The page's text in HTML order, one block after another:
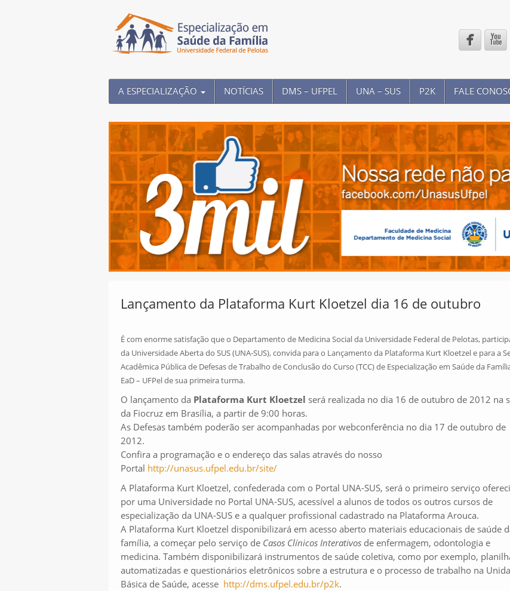

A ESPECIALIZAÇÃO NOTÍCIAS DMS – UFPEL UNA – SUS P2K FALE
Lançamento da Plataforma Kurt Kloetzel dia 16 de outubro
É com enorme satisfação que o Departamento de Medicina Social da Universidade Federal de Pelotas,
da Universidade Aberta do SUS (UNA-SUS), convida para o Lançamento da Plataforma Kurt Kloetzel e para a
Acadêmica Pública de Defesas de Trabalho de Conclusão do Curso (TCC) de Especialização em Saúde da
EaD – UFPel de sua primeira turma.
O lançamento da Plataforma Kurt Kloetzel será realizada no dia 16 de outubro de 2012 na
da Fiocruz em Brasília, a partir de 9:00 horas.
As Defesas também poderão ser acompanhadas por webconferência no dia 17 de outubro de
2012.
Confira a programação e o endereço das salas através do nosso
Portal http://unasus.ufpel.edu.br/site/
A Plataforma Kurt Kloetzel, confederada com o Portal UNA-SUS, será o primeiro serviço
por uma Universidade no Portal UNA-SUS, acessível a alunos de todos os outros cursos de
especialização da UNA-SUS e a qualquer profissional cadastrado na Plataforma Arouca.
A Plataforma Kurt Kloetzel disponibilizará em acesso aberto materiais educacionais de saúde
família, a começar pelo serviço de Casos Clínicos Interativos de enfermagem, odontologia e
medicina. Também disponibilizará instrumentos de saúde coletiva, como por exemplo,
automatizadas e questionários eletrônicos sobre a estrutura e o processo de trabalho na
Básica de Saúde, acesse http://dms.ufpel.edu.br/p2k.